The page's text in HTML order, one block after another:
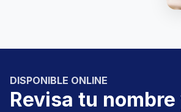
DISPONIBLE ONLINE
Revisa tu